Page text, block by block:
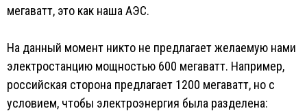
мегаватт, это как наша АЭС.
На данный момент никто не предлагает желаемую нами
электростанцию мощностью 600 мегаватт. Например,
российская сторона предлагает 1200 мегаватт, но с
условием, чтобы электроэнергия была разделена: